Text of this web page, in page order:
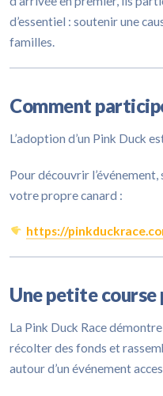
d’essentiel : soutenir une
familles.
Comment
L’adoption d’un Pink Duck
Pour découvrir
votre propre canard :
https://
Une petite course
La Pink Duck Race
récolter des fonds et
autour d’un événement